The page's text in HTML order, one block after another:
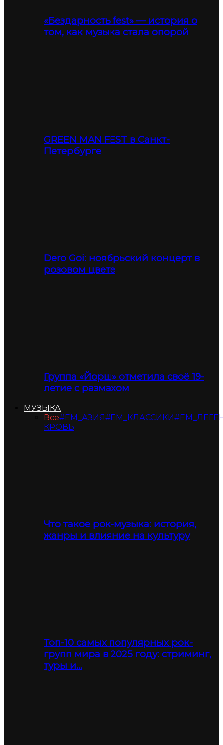
«Бездарность fest» — история о
том, как музыка стала опорой
GREEN MAN FEST в Санкт-
Петербурге
Dero Goi: ноябрьский концерт в
розовом цвете
Группа «Йорш» отметила своё 19-
летие с размахом
МУЗЫКА
Все#ЕМ_АЗИЯ#ЕМ_КЛАССИКИ
КРОВЬ
Что такое рок-музыка: история,
жанры и влияние на культуру
Топ-10 самых популярных рок-
групп мира в 2025 году: стриминг,
туры и…